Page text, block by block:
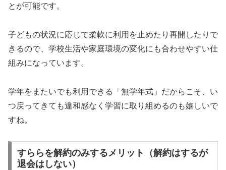
とが可能です。
子どもの状況に応じて柔軟に利用を止めたり再開したりで
きるので、学校生活や家庭環境の変化にも合わせやすい仕
組みになっています。
学年をまたいでも利用できる「無学年式」だからこそ、い
つ戻ってきても違和感なく学習に取り組めるのも嬉しいで
すね。
すららを解約のみするメリット（解約はするが
退会はしない）